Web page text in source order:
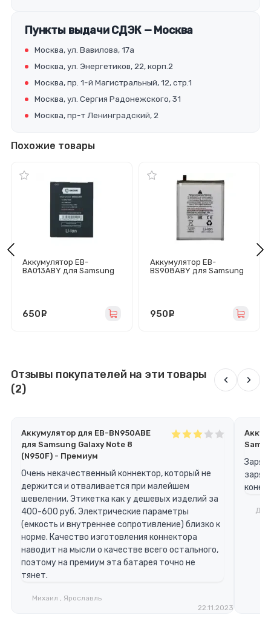
Пункты выдачи СДЭК — Москва
Москва, ул. Вавилова, 17а
Москва, ул. Энергетиков, 22, корп.2
Москва, пр. 1-й Магистральный, 12, стр.1
Москва, ул. Сергия Радонежского, 31
Москва, пр-т Ленинградский, 2
Похожие товары
Аккумулятор EB-
BA013ABY для Samsung
650
Аккумулятор EB-
BS908ABY для Samsung
950
Отзывы покупателей на эти товары
(2)
‹ ›
Аккумулятор для EB-BN950ABE
для Samsung Galaxy Note 8
(N950F) - Премиум
Очень некачественный коннектор, который не
держится и отваливается при малейшем
шевелении. Этикетка как у дешевых изделий за
400-600 руб. Электрические параметры
(емкость и внутреннее сопротивление) близко к
норме. Качество изготовления коннектора
наводит на мысли о качестве всего остального,
поэтому на премиум эта батарея точно не
тянет.
Михаил , Ярославль
22.11.2023